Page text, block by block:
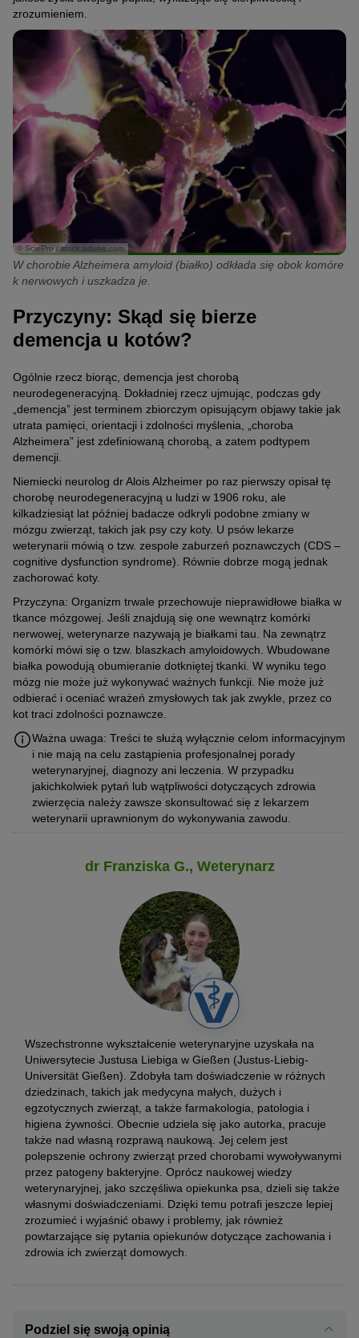
zrozumieniem.
© SciePro / stock.adobe.com
W chorobie Alzheimera amyloid (białko) odkłada się obok komóre
k nerwowych i uszkadza je.
Przyczyny: Skąd się bierze
demencja u kotów?
Ogólnie rzecz biorąc, demencja jest chorobą
neurodegeneracyjną. Dokładniej rzecz ujmując, podczas gdy
„demencja” jest terminem zbiorczym opisującym objawy takie jak
utrata pamięci, orientacji i zdolności myślenia, „choroba
Alzheimera” jest zdefiniowaną chorobą, a zatem podtypem
demencji.
Niemiecki neurolog dr Alois Alzheimer po raz pierwszy opisał tę
chorobę neurodegeneracyjną u ludzi w 1906 roku, ale
kilkadziesiąt lat później badacze odkryli podobne zmiany w
mózgu zwierząt, takich jak psy czy koty. U psów lekarze
weterynarii mówią o tzw. zespole zaburzeń poznawczych (CDS –
cognitive dysfunction syndrome). Równie dobrze mogą jednak
zachorować koty.
Przyczyna: Organizm trwale przechowuje nieprawidłowe białka w
tkance mózgowej. Jeśli znajdują się one wewnątrz komórki
nerwowej, weterynarze nazywają je białkami tau. Na zewnątrz
komórki mówi się o tzw. blaszkach amyloidowych. Wbudowane
białka powodują obumieranie dotkniętej tkanki. W wyniku tego
mózg nie może już wykonywać ważnych funkcji. Nie może już
odbierać i oceniać wrażeń zmysłowych tak jak zwykle, przez co
kot traci zdolności poznawcze.
Ważna uwaga: Treści te służą wyłącznie celom informacyjnym
i nie mają na celu zastąpienia profesjonalnej porady
weterynaryjnej, diagnozy ani leczenia. W przypadku
jakichkolwiek pytań lub wątpliwości dotyczących zdrowia
zwierzęcia należy zawsze skonsultować się z lekarzem
weterynarii uprawnionym do wykonywania zawodu.
dr Franziska G., Weterynarz
Wszechstronne wykształcenie weterynaryjne uzyskała na
Uniwersytecie Justusa Liebiga w Gießen (Justus-Liebig-
Universität Gießen). Zdobyła tam doświadczenie w różnych
dziedzinach, takich jak medycyna małych, dużych i
egzotycznych zwierząt, a także farmakologia, patologia i
higiena żywności. Obecnie udziela się jako autorka, pracuje
także nad własną rozprawą naukową. Jej celem jest
polepszenie ochrony zwierząt przed chorobami wywoływanymi
przez patogeny bakteryjne. Oprócz naukowej wiedzy
weterynaryjnej, jako szczęśliwa opiekunka psa, dzieli się także
własnymi doświadczeniami. Dzięki temu potrafi jeszcze lepiej
zrozumieć i wyjaśnić obawy i problemy, jak również
powtarzające się pytania opiekunów dotyczące zachowania i
zdrowia ich zwierząt domowych.
Podziel się swoją opinią